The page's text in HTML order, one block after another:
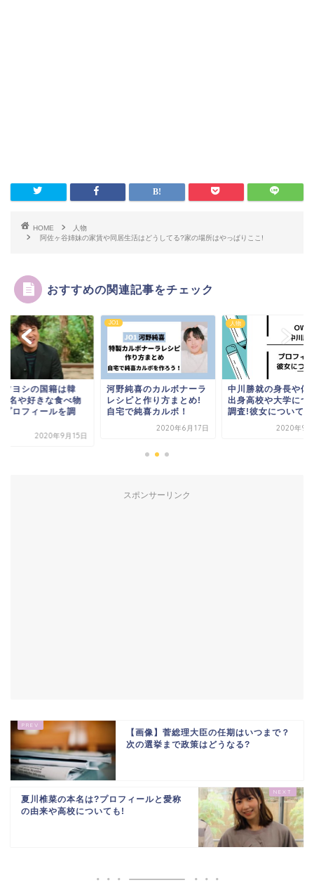
HOME
人物
阿佐ヶ谷姉妹の家賃や同居生活はどうしてる?家の場所はやっぱりここ!
おすすめの関連記事をチェック
ツヨシの国籍は韓
名や好きな食べ物
プロフィールを調
2020年9月15日
JO1
河野純喜のカルボナーラ
レシピと作り方まとめ!
自宅で純喜カルボ！
2020年6月17日
人物
中川勝就の身長や体
出身高校や大学につ
調査!彼女についても
2020年9
スポンサーリンク
【画像】菅総理大臣の任期はいつまで？
次の選挙まで政策はどうなる?
夏川椎菜の本名は?プロフィールと愛称
の由来や高校についても!